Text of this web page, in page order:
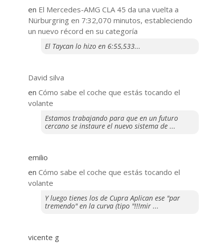
en El Mercedes-AMG CLA 45 da una vuelta a
Nürburgring en 7:32,070 minutos, estableciendo
un nuevo récord en su categoría
El Taycan lo hizo en 6:55,533...
David silva
en ​Cómo sabe el coche que estás tocando el
volante
Estamos trabajando para que en un futuro
cercano se instaure el nuevo sistema de ...
emilio
en ​Cómo sabe el coche que estás tocando el
volante
Y luego tienes los de Cupra Aplican ese "par
tremendo" en la curva (tipo "!!!mir ...
vicente g